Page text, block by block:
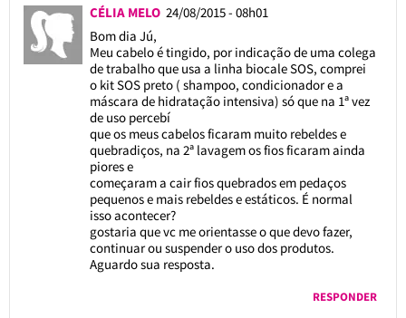
CÉLIA MELO 24/08/2015 - 08h01
Bom dia Jú,
Meu cabelo é tingido, por indicação de uma colega
de trabalho que usa a linha biocale SOS, comprei
o kit SOS preto ( shampoo, condicionador e a
máscara de hidratação intensiva) só que na 1ª vez
de uso percebí
que os meus cabelos ficaram muito rebeldes e
quebradiços, na 2ª lavagem os fios ficaram ainda
piores e
começaram a cair fios quebrados em pedaços
pequenos e mais rebeldes e estáticos. É normal
isso acontecer?
gostaria que vc me orientasse o que devo fazer,
continuar ou suspender o uso dos produtos.
Aguardo sua resposta.
RESPONDER